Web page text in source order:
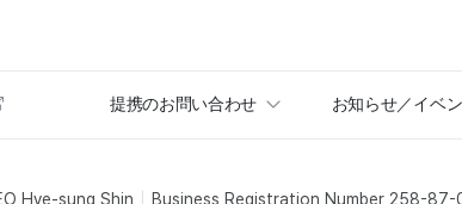
提携のお問い合わせ お知らせ／イベ
Hye-sung Shin Business Registration Number 258-87-